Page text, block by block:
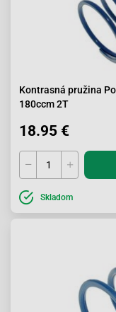
Kontrasná pružina
180ccm 2T
18.95 €
Skladom